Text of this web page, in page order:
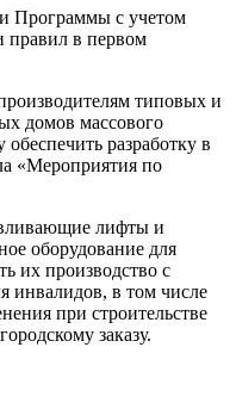
Программы с учетом
правил в первом
типовых и
домов массового
обеспечить разработку в
«Мероприятия по
лифты и
оборудование для
их производство с
инвалидов, в том числе
при строительстве
заказу.